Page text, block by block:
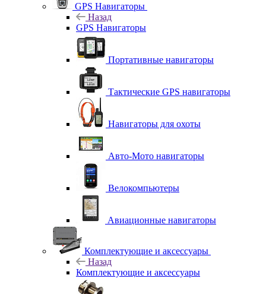
GPS Навигаторы
Назад
GPS Навигаторы
Портативные навигаторы
Тактические GPS навигаторы
Навигаторы для охоты
Авто-Мото навигаторы
Велокомпьютеры
Авиационные навигаторы
Комплектующие и аксессуары
Назад
Комплектующие и аксессуары